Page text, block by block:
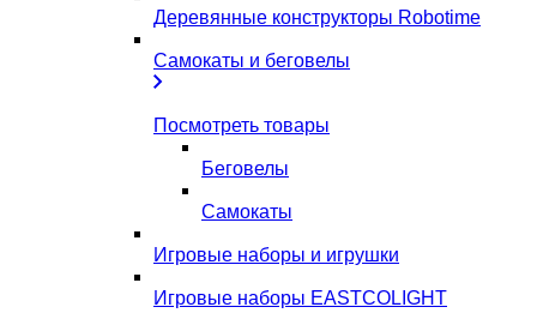
Деревянные конструкторы Robotime
Самокаты и беговелы
Посмотреть товары
Беговелы
Самокаты
Игровые наборы и игрушки
Игровые наборы EASTCOLIGHT